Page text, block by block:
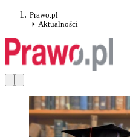
Prawo.pl
Aktualności